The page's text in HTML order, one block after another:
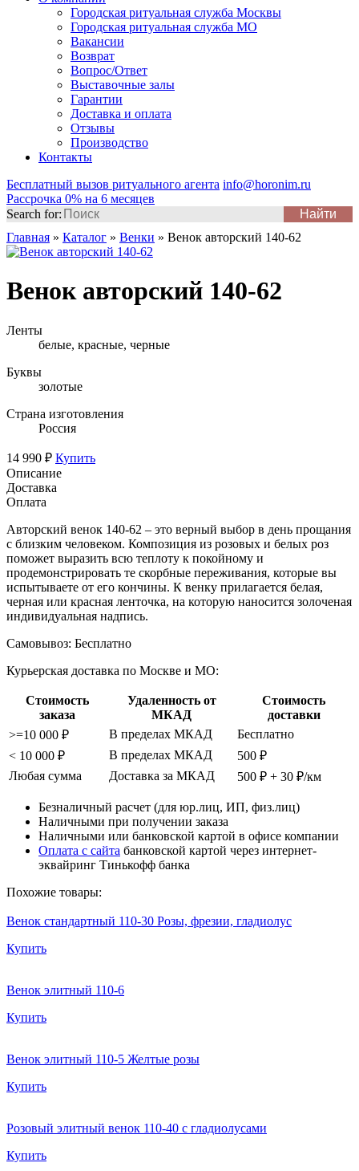
Городская ритуальная служба Москвы
Городская ритуальная служба МО
Вакансии
Возврат
Вопрос/Ответ
Выставочные залы
Гарантии
Доставка и оплата
Отзывы
Производство
Контакты
Бесплатный вызов ритуального агента info@horonim.ru
Рассрочка 0% на 6 месяцев
Search for:
Главная » Каталог » Венки » Венок авторский 140-62
Венок авторский 140-62
Ленты
белые, красные, черные
Буквы
золотые
Страна изготовления
Россия
14 990 ₽ Купить
Описание
Доставка
Оплата
Авторский венок 140-62 – это верный выбор в день прощания
с близким человеком. Композиция из розовых и белых роз
поможет выразить всю теплоту к покойному и
продемонстрировать те скорбные переживания, которые вы
испытываете от его кончины. К венку прилагается белая,
черная или красная ленточка, на которую наносится золоченая
индивидуальная надпись.
Самовывоз: Бесплатно
Курьерская доставка по Москве и МО:
Стоимость
заказа
Удаленность от
МКАД
Стоимость
доставки
>=10 000 ₽
В пределах МКАД
Бесплатно
< 10 000 ₽
В пределах МКАД
500 ₽
Любая сумма
Доставка за МКАД 500 ₽ + 30 ₽/км
Безналичный расчет (для юр.лиц, ИП, физ.лиц)
Наличными при получении заказа
Наличными или банковской картой в офисе компании
Оплата с сайта банковской картой через интернет-
эквайринг Тинькофф банка
Похожие товары:
Венок стандартный 110-30 Розы, фрезии, гладиолус
Купить
Венок элитный 110-6
Купить
Венок элитный 110-5 Желтые розы
Купить
Розовый элитный венок 110-40 с гладиолусами
Купить